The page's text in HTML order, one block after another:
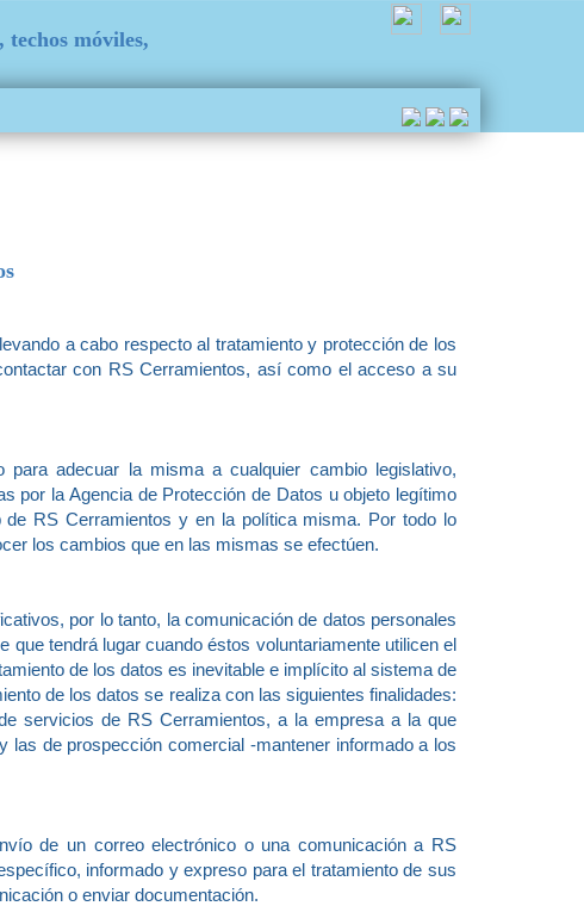
móviles,
a cabo respecto al tratamiento y protección de los
con RS Cerramientos, así como el acceso a su
adecuar la misma a cualquier cambio legislativo,
por la Agencia de Protección de Datos u objeto legítimo
RS Cerramientos y en la política misma. Por todo lo
los cambios que en las mismas se efectúen.
por lo tanto, la comunicación de datos personales
tendrá lugar cuando éstos voluntariamente utilicen el
de los datos es inevitable e implícito al sistema de
de los datos se realiza con las siguientes finalidades:
servicios de RS Cerramientos, a la empresa a la que
de prospección comercial -mantener informado a los
de un correo electrónico o una comunicación a RS
informado y expreso para el tratamiento de sus
o enviar documentación.